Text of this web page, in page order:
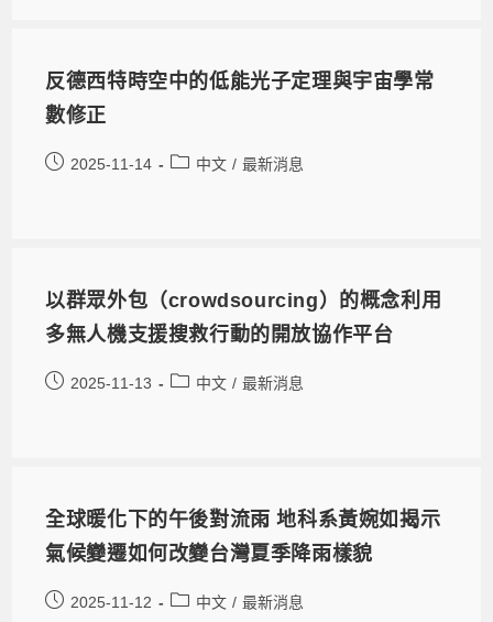
反德西特時空中的低能光子定理與宇宙學常
數修正
2025-11-14 中文 / 最新消息
以群眾外包（crowdsourcing）的概念利用
多無人機支援搜救行動的開放協作平台
2025-11-13 中文 / 最新消息
全球暖化下的午後對流雨 地科系黃婉如揭示
氣候變遷如何改變台灣夏季降雨樣貌
2025-11-12 中文 / 最新消息